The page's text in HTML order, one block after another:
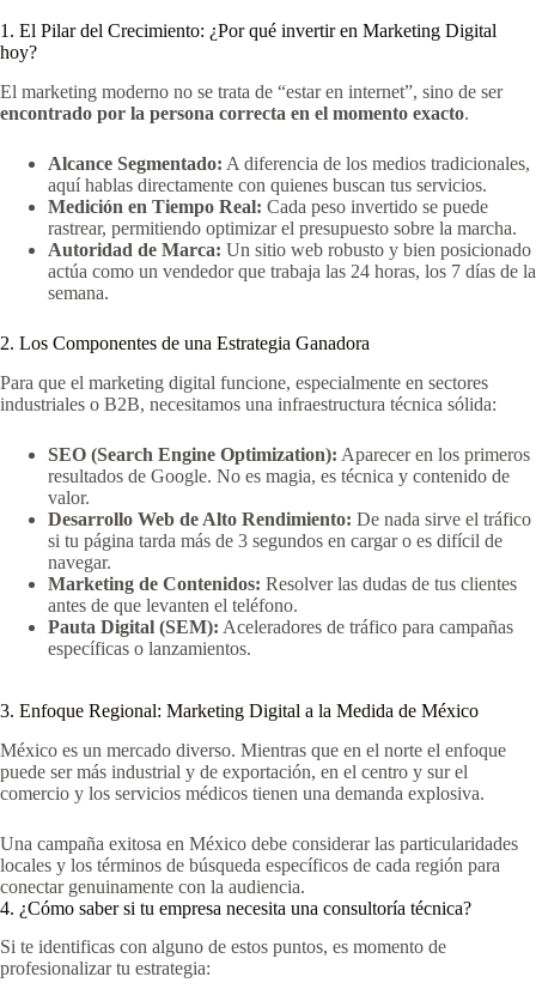
1. El Pilar del Crecimiento: ¿Por qué invertir en Marketing Digital
hoy?
El marketing moderno no se trata de “estar en internet”, sino de ser
encontrado por la persona correcta en el momento exacto.
Alcance Segmentado: A diferencia de los medios tradicionales,
aquí hablas directamente con quienes buscan tus servicios.
Medición en Tiempo Real: Cada peso invertido se puede
rastrear, permitiendo optimizar el presupuesto sobre la marcha.
Autoridad de Marca: Un sitio web robusto y bien posicionado
actúa como un vendedor que trabaja las 24 horas, los 7 días de la
semana.
2. Los Componentes de una Estrategia Ganadora
Para que el marketing digital funcione, especialmente en sectores
industriales o B2B, necesitamos una infraestructura técnica sólida:
SEO (Search Engine Optimization): Aparecer en los primeros
resultados de Google. No es magia, es técnica y contenido de
valor.
Desarrollo Web de Alto Rendimiento: De nada sirve el tráfico
si tu página tarda más de 3 segundos en cargar o es difícil de
navegar.
Marketing de Contenidos: Resolver las dudas de tus clientes
antes de que levanten el teléfono.
Pauta Digital (SEM): Aceleradores de tráfico para campañas
específicas o lanzamientos.
3. Enfoque Regional: Marketing Digital a la Medida de México
México es un mercado diverso. Mientras que en el norte el enfoque
puede ser más industrial y de exportación, en el centro y sur el
comercio y los servicios médicos tienen una demanda explosiva.
Una campaña exitosa en México debe considerar las particularidades
locales y los términos de búsqueda específicos de cada región para
conectar genuinamente con la audiencia.
4. ¿Cómo saber si tu empresa necesita una consultoría técnica?
Si te identificas con alguno de estos puntos, es momento de
profesionalizar tu estrategia: